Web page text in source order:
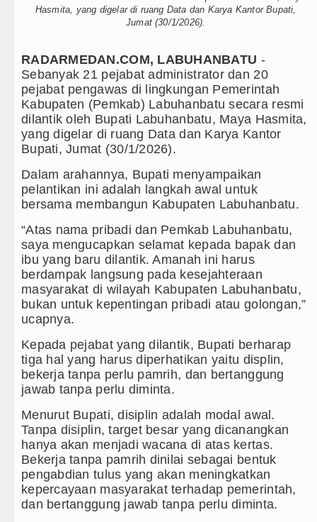
Era Baru Pengobatan Pasien
Sebut LSL Pengidap HIV/AIDS di
Arsenal Dibungkam Real Betis pada
Chelsea Tumbang Ditekuk Juventus
PD AIJ Sumut Kembali Amankan
Bupati Toba Lantik 39 Pejabat,
LGB Minus T dan Q Sebagai
Danrem 011 Lilawangsa Brigjen TNI
Aceh
Rico Waas Nonaktifkan Lurah AUR,
Sebut LSL Pengidap HIV/AIDS di
Arsenal Dibungkam Real Betis pada
Chelsea Tumbang Ditekuk Juventus
Bupati Taput Sambut Kunjungan
PD AIJ Sumut Kembali Amankan
Hasmita, yang digelar di ruang Data dan Karya Kantor Bupati,
Jumat (30/1/2026).
RADARMEDAN.COM, LABUHANBATU -
Sebanyak 21 pejabat administrator dan 20
pejabat pengawas di lingkungan Pemerintah
Kabupaten (Pemkab) Labuhanbatu secara resmi
dilantik oleh Bupati Labuhanbatu, Maya Hasmita,
yang digelar di ruang Data dan Karya Kantor
Bupati, Jumat (30/1/2026).
Dalam arahannya, Bupati menyampaikan
pelantikan ini adalah langkah awal untuk
bersama membangun Kabupaten Labuhanbatu.
“Atas nama pribadi dan Pemkab Labuhanbatu,
saya mengucapkan selamat kepada bapak dan
ibu yang baru dilantik. Amanah ini harus
berdampak langsung pada kesejahteraan
masyarakat di wilayah Kabupaten Labuhanbatu,
bukan untuk kepentingan pribadi atau golongan,”
ucapnya.
Kepada pejabat yang dilantik, Bupati berharap
tiga hal yang harus diperhatikan yaitu displin,
bekerja tanpa perlu pamrih, dan bertanggung
jawab tanpa perlu diminta.
Menurut Bupati, disiplin adalah modal awal.
Tanpa disiplin, target besar yang dicanangkan
hanya akan menjadi wacana di atas kertas.
Bekerja tanpa pamrih dinilai sebagai bentuk
pengabdian tulus yang akan meningkatkan
kepercayaan masyarakat terhadap pemerintah,
dan bertanggung jawab tanpa perlu diminta.